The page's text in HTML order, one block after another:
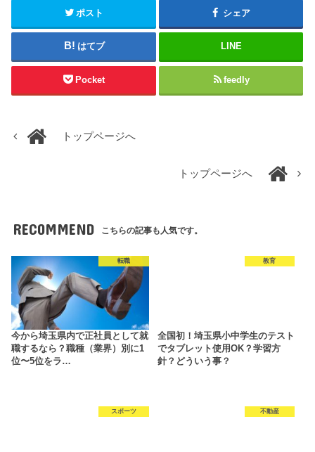
ポスト シェア
はてブ LINE
Pocket feedly
トップページへ
トップページへ
RECOMMEND こちらの記事も人気です。
転職
今から埼玉県内で正社員として就
職するなら？職種（業界）別に1
位〜5位をラ…
教育
全国初！埼玉県小中学生のテスト
でタブレット使用OK？学習方
針？どういう事？
スポーツ 不動産